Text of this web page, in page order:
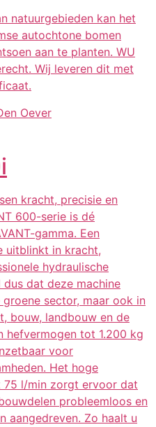
natuurgebieden kan het
autochtone bomen
aan te planten. WU
Wij leveren dit met
Oever
kracht, precisie en
600-serie is dé
gamma. Een
uitblinkt in kracht,
hydraulische
dat deze machine
sector, maar ook in
bouw, landbouw en de
hefvermogen tot 1.200 kg
voor
Het hoge
75 l/min zorgt ervoor dat
probleemloos en
aangedreven. Zo haalt u